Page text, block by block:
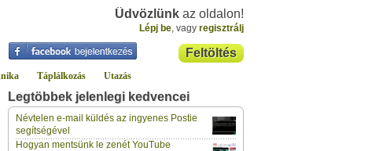
Üdvözlünk az oldalon!
Lépj be, vagy regisztrálj
Feltöltés
Táplálkozás Utazás
Legtöbbek jelenlegi kedvencei
Névtelen e-mail küldés az ingyenes Postie
segítségével
Hogyan mentsünk le zenét YouTube
1 napja
gabor733a kedvencei közé tette a(z)
Leopárdgekkó-etetés egyszerű csipesszel
című tippet.
gabor733a kedvencei közé tette a(z)